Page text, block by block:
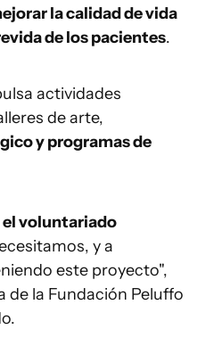
la calidad de vida
de los pacientes.
actividades
de arte,
y programas de
voluntariado
y a
este proyecto",
de la Fundación Peluffo